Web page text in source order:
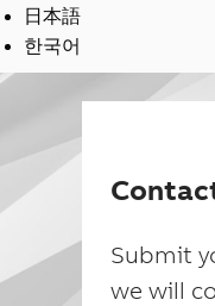
日本語
한국어
Submit
we will